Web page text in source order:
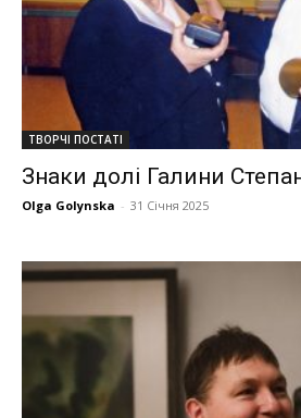
ТВОРЧІ ПОСТАТІ
Знаки долі Галини
Olga Golynska - 31 Січня 2025